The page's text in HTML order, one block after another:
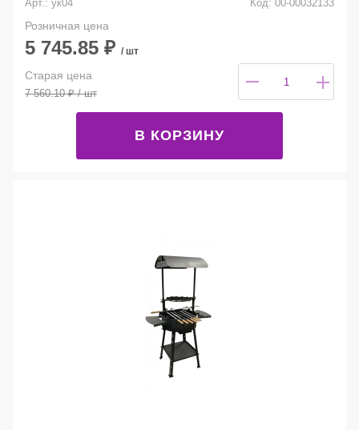
Арт.: ук04 Код: 00-00032133
Розничная цена
5 745.85 ₽ / шт
Старая цена
7 560.10₽/ шт
В КОРЗИНУ